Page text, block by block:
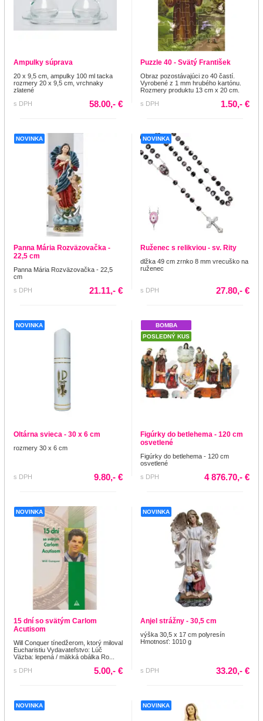
Ampulky súprava
20 x 9,5 cm, ampulky 100 ml tacka
rozmery 20 x 9,5 cm, vrchnaky
zlatené
s DPH
58.00,- €
Puzzle 40 - Svätý František
Obraz pozostávajúci zo 40 častí.
Vyrobené z 1 mm hrubého kartónu.
Rozmery produktu 13 cm x 20 cm.
s DPH
1.50,- €
NOVINKA
Panna Mária Rozväzovačka -
22,5 cm
Panna Mária Rozväzovačka - 22,5
cm
s DPH
21.11,- €
NOVINKA
Ruženec s relikviou - sv. Rity
dlžka 49 cm zrnko 8 mm vrecuško na
ruženec
s DPH 27.80,- €
NOVINKA
Oltárna svieca - 30 x 6 cm
rozmery 30 x 6 cm
s DPH 9.80,- €
BOMBA
POSLEDNÝ KUS
Figúrky do betlehema - 120 cm
osvetlené
Figúrky do betlehema - 120 cm
osvetlené
s DPH
4 876.70,- €
NOVINKA
15 dní so svätým Carlom
Acutisom
Will Conquer tínedžerom, ktorý miloval
Eucharistiu Vydavateľstvo: Lúč
Väzba: lepená / mäkká obálka Ro...
s DPH
5.00,- €
NOVINKA
Anjel strážny - 30,5 cm
výška 30,5 x 17 cm polyresín
Hmotnosť: 1010 g
s DPH 33.20,- €
NOVINKA NOVINKA